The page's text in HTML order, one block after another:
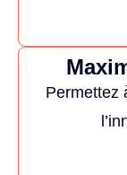
Permettez